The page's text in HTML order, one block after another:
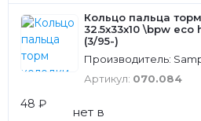
Кольцо пальца
32.5x33x10 \bpw eco
(3/95-)
Производитель:
Артикул: 070.084
48 ₽
нет в